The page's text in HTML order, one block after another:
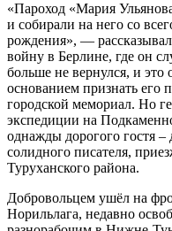
«Пароход «Мария
и собирали на него со
рождения», —
войну в Берлине, где он
больше не вернулся, и
основанием признать его
городской мемориал. Но
экспедиции на
однажды дорогого гостя –
солидного писателя,
Туруханского района.
Добровольцем ушёл на
Норильлага, недавно